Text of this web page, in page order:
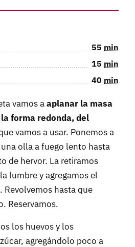
55 min
15 min
40 min
vamos aaplanar la masa
forma redonda, del
vamos a usar. Ponemos a
olla a fuego lento hasta
de hervor. La retiramos
lumbre y agregamos el
hasta que
Reservamos.
los huevos y los
agregándolo poco a